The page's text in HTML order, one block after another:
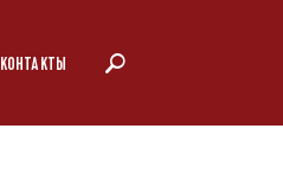
КОНТАКТЫ